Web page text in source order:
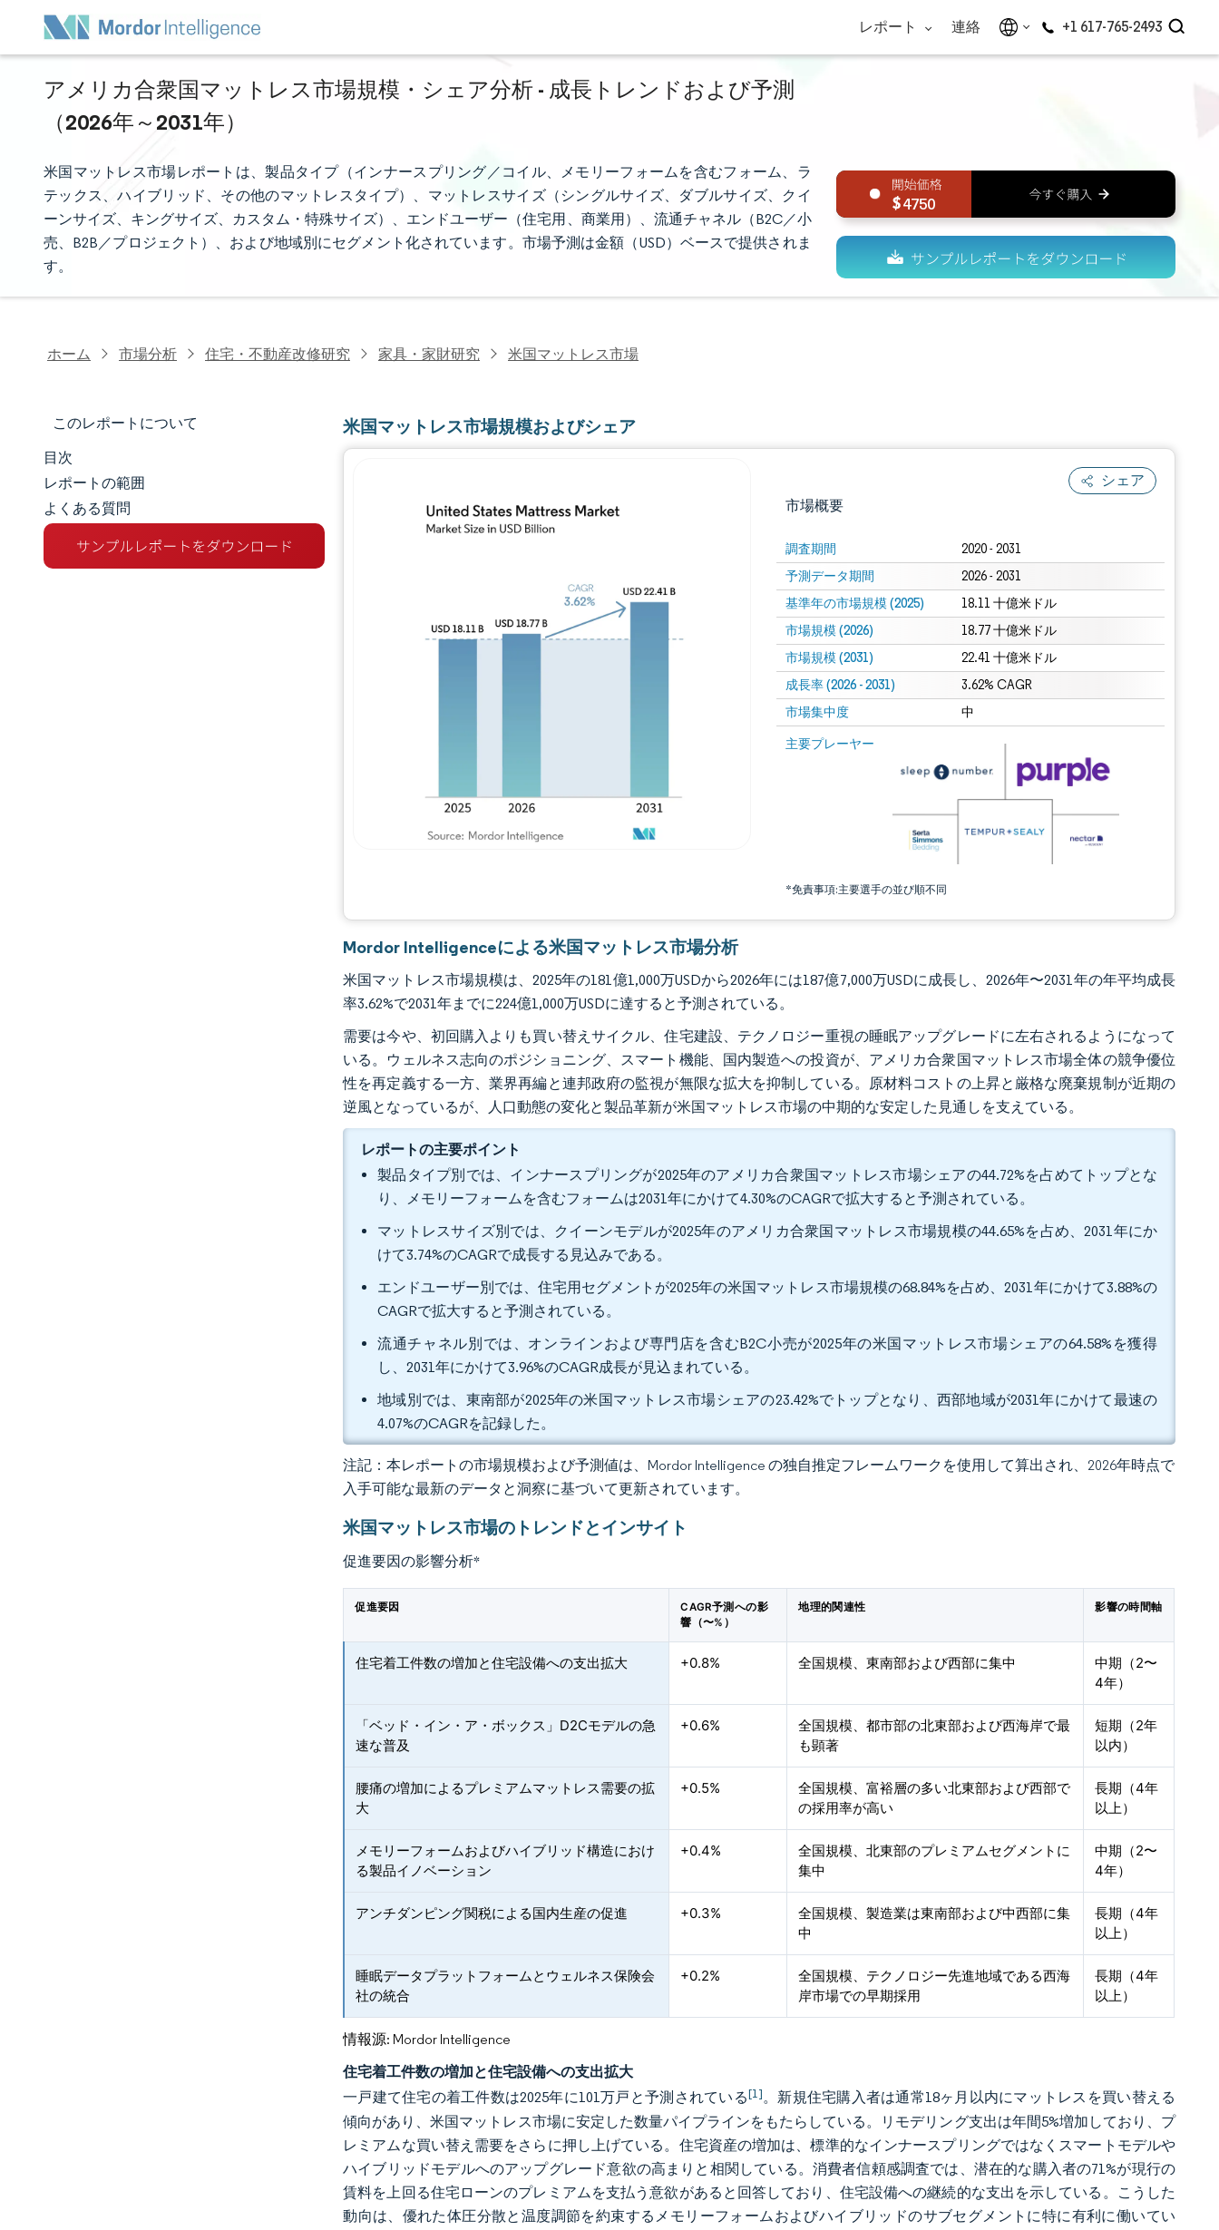
レポート 連絡 +1 617-765-2493
アメリカ合衆国マットレス市場規模・シェア分析 - 成長トレンドおよび予測
（2026年～2031年）
米国マットレス市場レポートは、製品タイプ（インナースプリング／コイル、メモリーフォームを含むフォーム、ラ
テックス、ハイブリッド、その他のマットレスタイプ）、マットレスサイズ（シングルサイズ、ダブルサイズ、クイ
ーンサイズ、キングサイズ、カスタム・特殊サイズ）、エンドユーザー（住宅用、商業用）、流通チャネル（B2C／小
売、B2B／プロジェクト）、および地域別にセグメント化されています。市場予測は金額（USD）ベースで提供されま
す。
4750
ホーム 市場分析 住宅・不動産改修研究 家具・家財研究 米国マットレス市場
このレポートについて
市場規模とシェア
市場分析
トレンドとインサイト
目次
レポートの範囲
よくある質問
米国マットレス市場規模およびシェア
シェア
市場概要
調査期間 2020 - 2031
予測データ期間 2026 - 2031
基準年の市場規模 (2025) 18.11 十億米ドル
市場規模 (2026) 18.77 十億米ドル
市場規模 (2031) 22.41 十億米ドル
成長率 (2026 - 2031) 3.62% CAGR
市場集中度 中
主要プレーヤー
*免責事項:主要選手の並び順不同
画像 © Mordor Intelligence。再利用にはCC BY 4.0の表示が必要です。
画像 © Mordor Intelligence。再利用にはCC BY 4.0の表示が必要です。
Mordor Intelligenceによる米国マットレス市場分析
米国マットレス市場規模は、2025年の181億1,000万USDから2026年には187億7,000万USDに成長し、2026年〜2031年の年平均成長
率3.62%で2031年までに224億1,000万USDに達すると予測されている。
需要は今や、初回購入よりも買い替えサイクル、住宅建設、テクノロジー重視の睡眠アップグレードに左右されるようになって
いる。ウェルネス志向のポジショニング、スマート機能、国内製造への投資が、アメリカ合衆国マットレス市場全体の競争優位
性を再定義する一方、業界再編と連邦政府の監視が無限な拡大を抑制している。原材料コストの上昇と厳格な廃棄規制が近期の
逆風となっているが、人口動態の変化と製品革新が米国マットレス市場の中期的な安定した見通しを支えている。
レポートの主要ポイント
製品タイプ別では、インナースプリングが2025年のアメリカ合衆国マットレス市場シェアの44.72%を占めてトップとな
り、メモリーフォームを含むフォームは2031年にかけて4.30%のCAGRで拡大すると予測されている。
マットレスサイズ別では、クイーンモデルが2025年のアメリカ合衆国マットレス市場規模の44.65%を占め、2031年にか
けて3.74%のCAGRで成長する見込みである。
エンドユーザー別では、住宅用セグメントが2025年の米国マットレス市場規模の68.84%を占め、2031年にかけて3.88%の
CAGRで拡大すると予測されている。
流通チャネル別では、オンラインおよび専門店を含むB2C小売が2025年の米国マットレス市場シェアの64.58%を獲得
し、2031年にかけて3.96%のCAGR成長が見込まれている。
地域別では、東南部が2025年の米国マットレス市場シェアの23.42%でトップとなり、西部地域が2031年にかけて最速の
4.07%のCAGRを記録した。
注記：本レポートの市場規模および予測値は、Mordor Intelligence の独自推定フレームワークを使用して算出され、2026年時点で
入手可能な最新のデータと洞察に基づいて更新されています。
米国マットレス市場のトレンドとインサイト
促進要因の影響分析*
促進要因
CAGR予測への影
響（〜%）
地理的関連性 影響の時間軸
住宅着工件数の増加と住宅設備への支出拡大 +0.8% 全国規模、東南部および西部に集中
中期（2〜
4年）
「ベッド・イン・ア・ボックス」D2Cモデルの急
速な普及
+0.6%
全国規模、都市部の北東部および西海岸で最
も顕著
短期（2年
以内）
腰痛の増加によるプレミアムマットレス需要の拡
大
+0.5%
全国規模、富裕層の多い北東部および西部で
の採用率が高い
長期（4年
以上）
メモリーフォームおよびハイブリッド構造におけ
る製品イノベーション
+0.4%
全国規模、北東部のプレミアムセグメントに
集中
中期（2〜
4年）
アンチダンピング関税による国内生産の促進 +0.3%
全国規模、製造業は東南部および中西部に集
中
長期（4年
以上）
睡眠データプラットフォームとウェルネス保険会
社の統合
+0.2%
全国規模、テクノロジー先進地域である西海
岸市場での早期採用
長期（4年
以上）
情報源: Mordor Intelligence
住宅着工件数の増加と住宅設備への支出拡大
一戸建て住宅の着工件数は2025年に101万戸と予測されている[1]。新規住宅購入者は通常18ヶ月以内にマットレスを買い替える
傾向があり、米国マットレス市場に安定した数量パイプラインをもたらしている。リモデリング支出は年間5%増加しており、プ
レミアムな買い替え需要をさらに押し上げている。住宅資産の増加は、標準的なインナースプリングではなくスマートモデルや
ハイブリッドモデルへのアップグレード意欲の高まりと相関している。消費者信頼感調査では、潜在的な購入者の71%が現行の
賃料を上回る住宅ローンのプレミアムを支払う意欲があると回答しており、住宅設備への継続的な支出を示している。こうした
動向は、優れた体圧分散と温度調節を約束するメモリーフォームおよびハイブリッドのサブセグメントに特に有利に働いてい